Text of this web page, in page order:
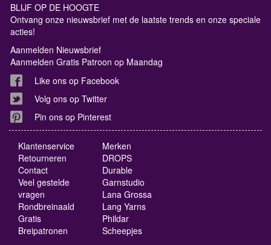
BLIJF OP DE HOOGTE
Ontvang onze nieuwsbrief met de laatste trends en onze speciale
acties!
Aanmelden Nieuwsbrief
Aanmelden Gratis Patroon op Maandag
Like ons op Facebook
Volg ons op Twitter
Pin ons op Pinterest
Klantenservice
Retourneren
Contact
Veel gestelde
vragen
Rondbreinaald
Gratis
Breipatronen
Merken
DROPS
Durable
Garnstudio
Lana Grossa
Lang Yarns
Phildar
Scheepjes